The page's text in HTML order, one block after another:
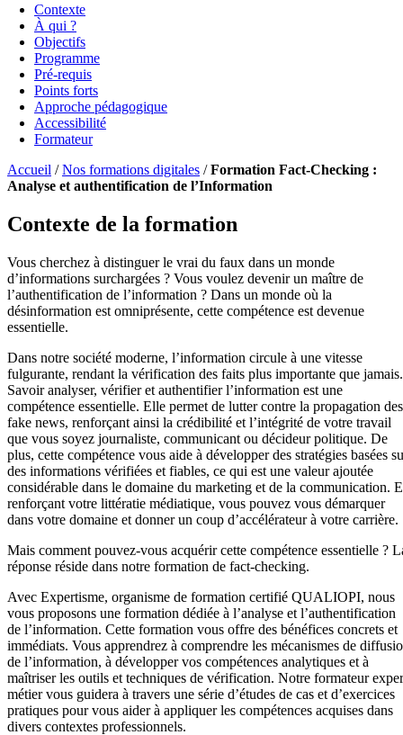
Contexte
À qui ?
Objectifs
Programme
Pré-requis
Points forts
Approche pédagogique
Accessibilité
Formateur
Accueil /Nos formations digitales /Formation Fact-Checking :
Analyse et authentification de l’Information
Contexte de la formation
Vous cherchez à distinguer le vrai du faux dans un monde
d’informations surchargées ? Vous voulez devenir un maître de
l’authentification de l’information ? Dans un monde où la
désinformation est omniprésente, cette compétence est devenue
essentielle.
Dans notre société moderne, l’information circule à une vitesse
fulgurante, rendant la vérification des faits plus importante que jamais.
Savoir analyser, vérifier et authentifier l’information est une
compétence essentielle. Elle permet de lutter contre la propagation des
fake news, renforçant ainsi la crédibilité et l’intégrité de votre travail
que vous soyez journaliste, communicant ou décideur politique. De
plus, cette compétence vous aide à développer des stratégies basées
des informations vérifiées et fiables, ce qui est une valeur ajoutée
considérable dans le domaine du marketing et de la communication.
renforçant votre littératie médiatique, vous pouvez vous démarquer
dans votre domaine et donner un coup d’accélérateur à votre carrière.
Mais comment pouvez-vous acquérir cette compétence essentielle ?
réponse réside dans notre formation de fact-checking.
Avec Expertisme, organisme de formation certifié QUALIOPI, nous
vous proposons une formation dédiée à l’analyse et l’authentification
de l’information. Cette formation vous offre des bénéfices concrets et
immédiats. Vous apprendrez à comprendre les mécanismes de
de l’information, à développer vos compétences analytiques et à
maîtriser les outils et techniques de vérification. Notre formateur
métier vous guidera à travers une série d’études de cas et d’exercices
pratiques pour vous aider à appliquer les compétences acquises dans
divers contextes professionnels.